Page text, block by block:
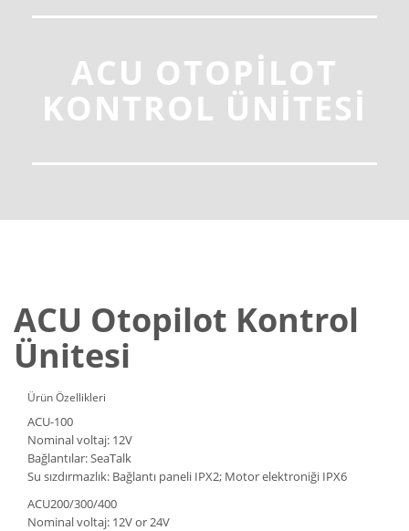
ACU OTOPILOT
KONTROL ÜNITESI
ACU Otopilot Kontrol
Ünitesi
Ürün Özellikleri
ACU-100
Nominal voltaj: 12V
Bağlantılar: SeaTalk
Su sızdırmazlık: Bağlantı paneli IPX2; Motor elektroniği IPX6
ACU200/300/400
Nominal voltaj: 12V or 24V